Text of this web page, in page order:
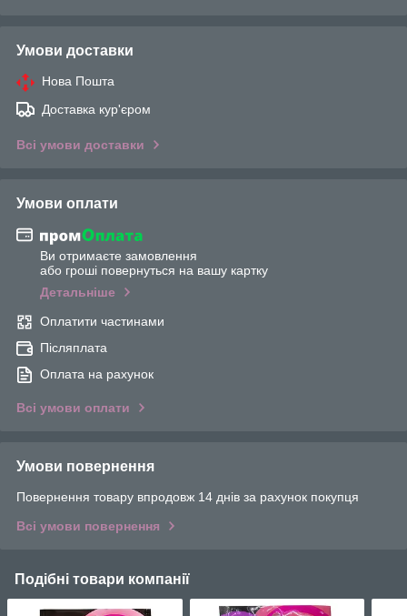
Умови доставки
Нова Пошта
Доставка кур'єром
Всі умови доставки
Умови оплати
Ви отримаєте замовлення
або гроші повернуться на вашу картку
Детальніше
Оплатити частинами
Післяплата
Оплата на рахунок
Всі умови оплати
Умови повернення
Повернення товару впродовж 14 днів за рахунок покупця
Всі умови повернення
Подібні товари компанії